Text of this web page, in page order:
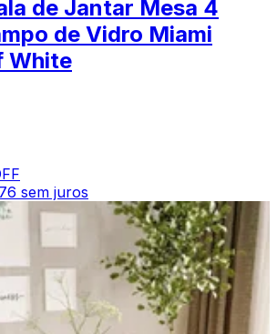
de Jantar Mesa 4
de Vidro Miami
White
sem juros